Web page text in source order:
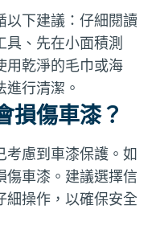
以下建議：仔細閱讀
具、先在小面積測
用乾淨的毛巾或海
行清潔。
損傷車漆？
考慮到車漆保護。如
傷車漆。建議選擇信
細操作，以確保安全